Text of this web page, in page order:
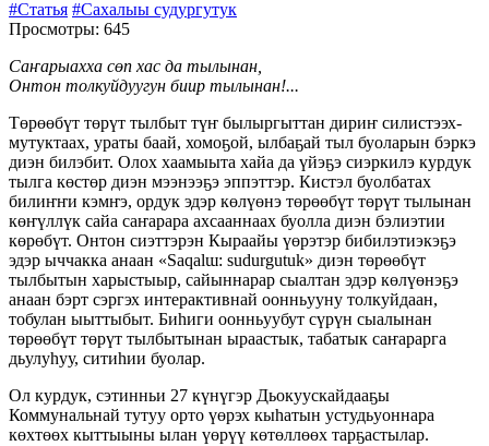
#Статья #Сахалыы судургутук
Просмотры: 645
Саҥарыахха сөп хас да тылынан,
Онтон толкуйдуугун биир тылынан!...
Төрөөбүт төрүт тылбыт түҥ былыргыттан дириҥ силистээх-
мутуктаах, ураты баай, хомоҕой, ылбаҕай тыл буоларын бэркэ
диэн билэбит. Олох хаамыыта хайа да үйэҕэ сиэркилэ курдук
тылга көстөр диэн мээнээҕэ эппэттэр. Кистэл буолбатах
билиҥҥи кэмҥэ, ордук эдэр көлүөнэ төрөөбүт төрүт тылынан
көҥүллүк сайа саҥарара ахсааннаах буолла диэн бэлиэтии
көрөбүт. Онтон сиэттэрэн Кыраайы үөрэтэр бибилэтиэкэҕэ
эдэр ыччакка анаан «Saqalɯ: sudurgutuk» диэн төрөөбүт
тылбытын харыстыыр, сайыннарар сыалтан эдэр көлүөнэҕэ
анаан бэрт сэргэх интерактивнай оонньууну толкуйдаан,
тобулан ыыттыбыт. Биһиги оонньуубут сүрүн сыалынан
төрөөбүт төрүт тылбытынан ыраастык, табатык саҥарарга
дьулуһуу, ситиһии буолар.
Ол курдук, сэтинньи 27 күнүгэр Дьокуускайдааҕы
Коммунальнай тутуу орто үөрэх кыһатын устудьуоннара
көхтөөх кыттыыны ылан үөрүү көтөллөөх тарҕастылар.